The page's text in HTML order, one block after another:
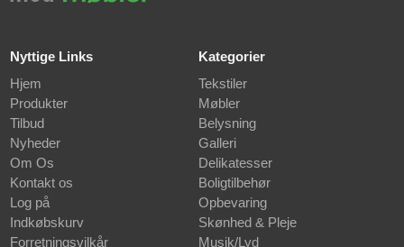
Nyttige Links
Hjem
Produkter
Tilbud
Nyheder
Om Os
Kontakt os
Log på
Indkøbskurv
Forretningsvilkår
Kategorier
Tekstiler
Møbler
Belysning
Galleri
Delikatesser
Boligtilbehør
Opbevaring
Skønhed & Pleje
Musik/Lyd